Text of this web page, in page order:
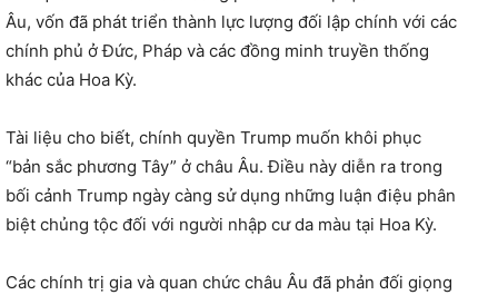
Âu, vốn đã phát triển thành lực lượng đối lập chính với các
chính phủ ở Đức, Pháp và các đồng minh truyền thống
khác của Hoa Kỳ.
Tài liệu cho biết, chính quyền Trump muốn khôi phục
“bản sắc phương Tây” ở châu Âu. Điều này diễn ra trong
bối cảnh Trump ngày càng sử dụng những luận điệu phân
biệt chủng tộc đối với người nhập cư da màu tại Hoa Kỳ.
Các chính trị gia và quan chức châu Âu đã phản đối giọng